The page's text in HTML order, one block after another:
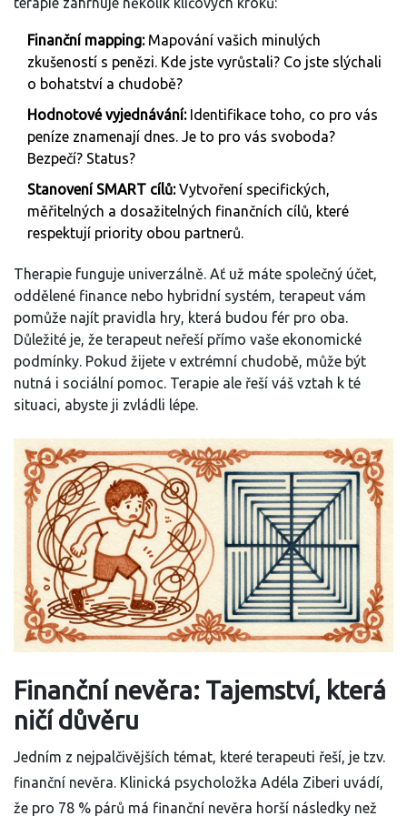
Finanční mapping:Mapování vašich minulých
zkušeností s penězi. Kde jste vyrůstali? Co jste slýchali
o bohatství a chudobě?
Hodnotové vyjednávání:Identifikace toho, co pro vás
peníze znamenají dnes. Je to pro vás svoboda?
Bezpečí? Status?
Stanovení SMART cílů:Vytvoření specifických,
měřitelných a dosažitelných finančních cílů, které
respektují priority obou partnerů.
Therapie funguje univerzálně. Ať už máte společný účet,
oddělené finance nebo hybridní systém, terapeut vám
pomůže najít pravidla hry, která budou fér pro oba.
Důležité je, že terapeut neřeší přímo vaše ekonomické
podmínky. Pokud žijete v extrémní chudobě, může být
nutná i sociální pomoc. Terapie ale řeší váš vztah k té
situaci, abyste ji zvládli lépe.
Finanční nevěra: Tajemství, která
ničí důvěru
Jedním z nejpalčivějších témat, které terapeuti řeší, je tzv.
finanční nevěra. Klinická psycholožka Adéla Ziberi uvádí,
že pro 78 % párů má finanční nevěra horší následky než